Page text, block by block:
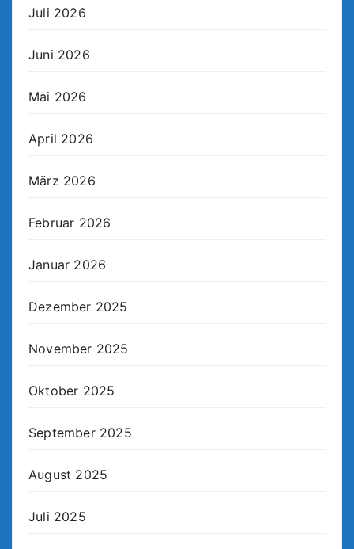
Juli 2026
Juni 2026
Mai 2026
April 2026
März 2026
Februar 2026
Januar 2026
Dezember 2025
November 2025
Oktober 2025
September 2025
August 2025
Juli 2025